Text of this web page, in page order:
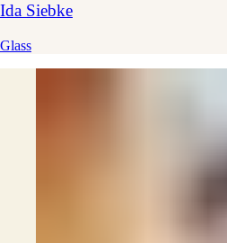
Ida Siebke
Glass